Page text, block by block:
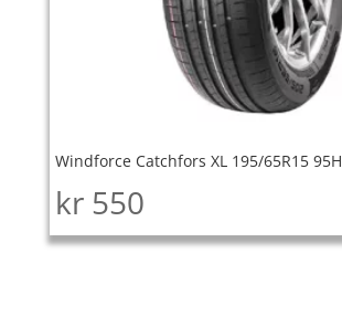
Windforce Catchfors XL 195/65R15 95H
kr 550